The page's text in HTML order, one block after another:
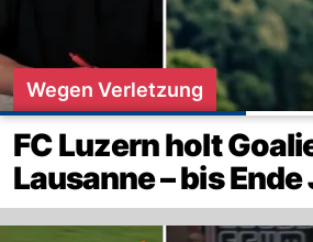
Wegen Verletzung
FC Luzern holt
Lausanne – bis Ende